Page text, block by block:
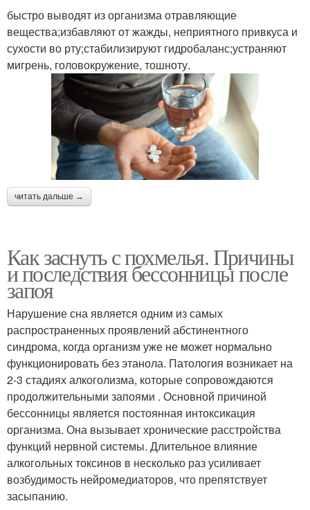
быстро выводят из организма отравляющие
вещества;избавляют от жажды, неприятного привкуса и
сухости во рту;стабилизируют гидробаланс;устраняют
мигрень, головокружение, тошноту.
читать дальше →
Как заснуть с похмелья. Причины
и последствия бессонницы после
запоя
Нарушение сна является одним из самых
распространенных проявлений абстинентного
синдрома, когда организм уже не может нормально
функционировать без этанола. Патология возникает на
2-3 стадиях алкоголизма, которые сопровождаются
продолжительными запоями . Основной причиной
бессонницы является постоянная интоксикация
организма. Она вызывает хронические расстройства
функций нервной системы. Длительное влияние
алкогольных токсинов в несколько раз усиливает
возбудимость нейромедиаторов, что препятствует
засыпанию.